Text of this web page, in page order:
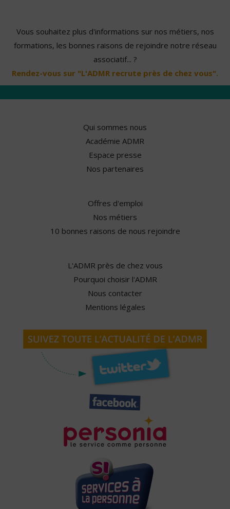
Vous souhaitez plus d'informations sur nos métiers, nos
formations, les bonnes raisons de rejoindre notre réseau
associatif... ?
Rendez-vous sur "L'ADMR recrute près de chez vous".
Qui sommes nous
Académie ADMR
Espace presse
Nos partenaires
Offres d'emploi
Nos métiers
10 bonnes raisons de nous rejoindre
L'ADMR près de chez vous
Pourquoi choisir l'ADMR
Nous contacter
Mentions légales